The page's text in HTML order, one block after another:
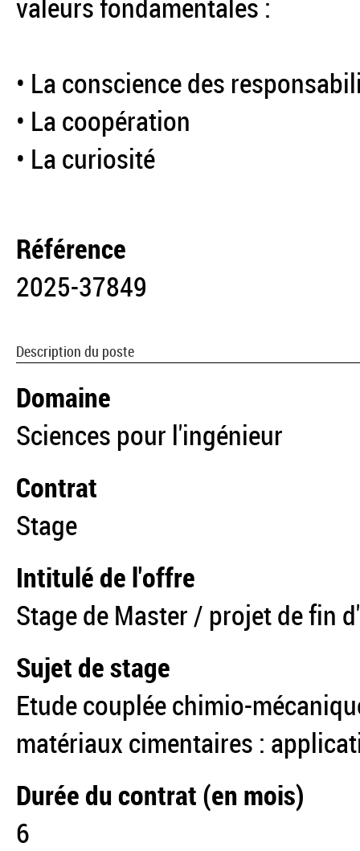
valeurs fondamentales :
• La conscience des
• La coopération
• La curiosité
Référence
2025-37849
Description du poste
Domaine
Sciences pour l'ingénieur
Contrat
Stage
Intitulé de l'offre
Stage de Master / projet de fin
Sujet de stage
Etude couplée chimio-
matériaux cimentaires :
Durée du contrat (en mois)
6